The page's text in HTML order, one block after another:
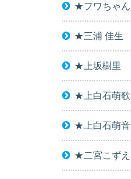
★フワちゃん
★三浦 佳生
★上坂樹里
★上白石萌歌
★上白石萌音
★二宮こずえ